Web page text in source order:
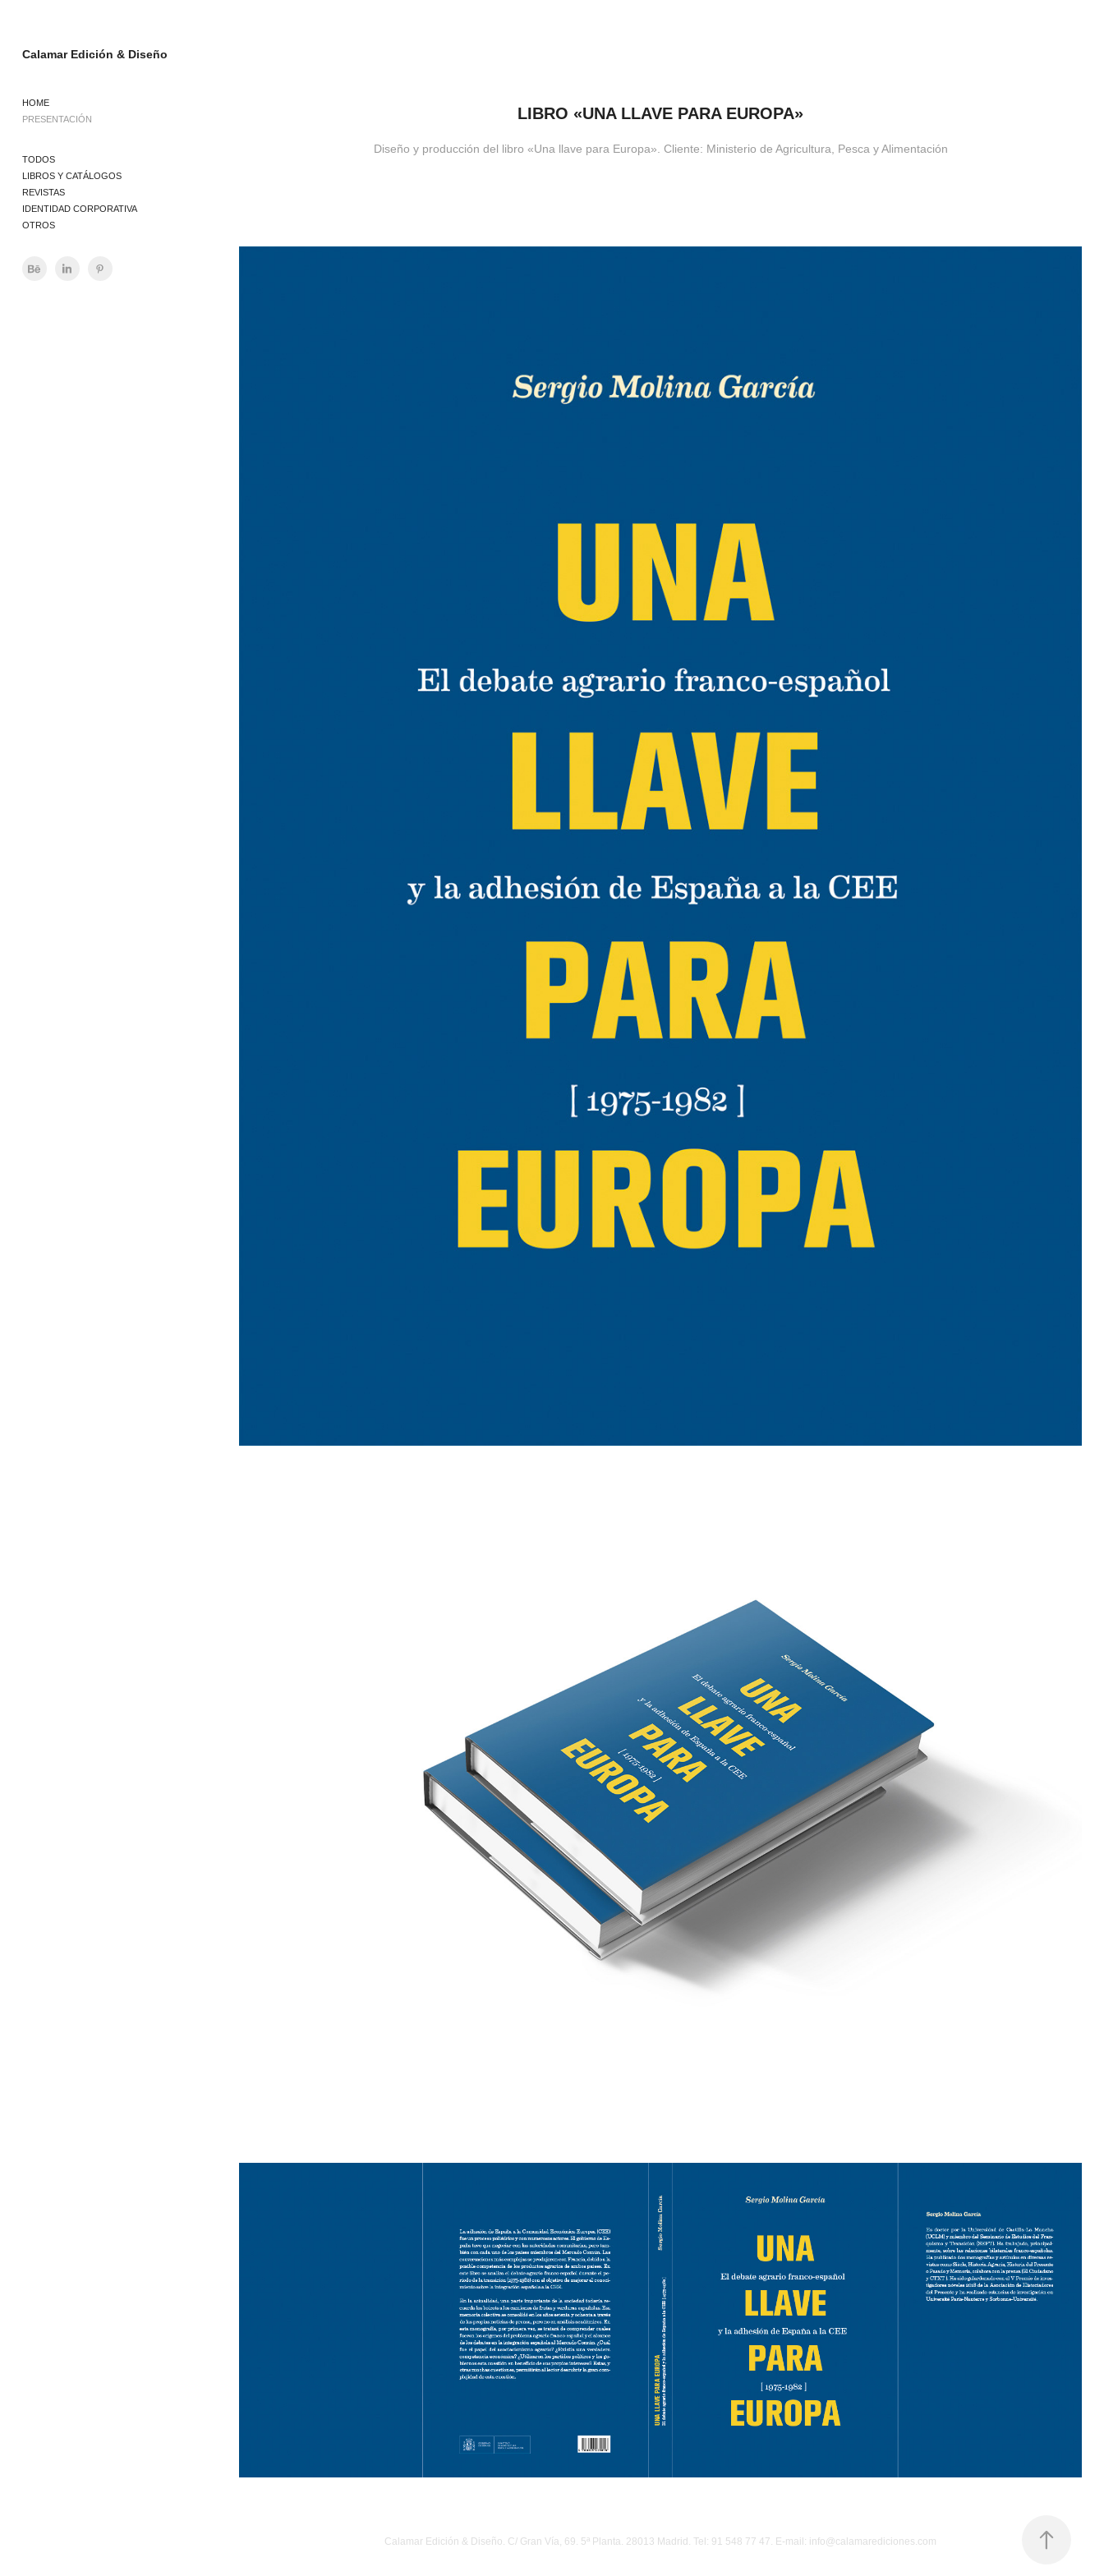
Calamar Edición & Diseño
HOME
PRESENTACIÓN
TODOS
LIBROS Y CATÁLOGOS
REVISTAS
IDENTIDAD CORPORATIVA
OTROS
LIBRO «UNA LLAVE PARA EUROPA»
Diseño y producción del libro «Una llave para Europa». Cliente: Ministerio de Agricultura, Pesca y Alimentación
Calamar Edición & Diseño. C/ Gran Vía, 69. 5ª Planta. 28013 Madrid. Tel: 91 548 77 47. E-mail: info@calamarediciones.com